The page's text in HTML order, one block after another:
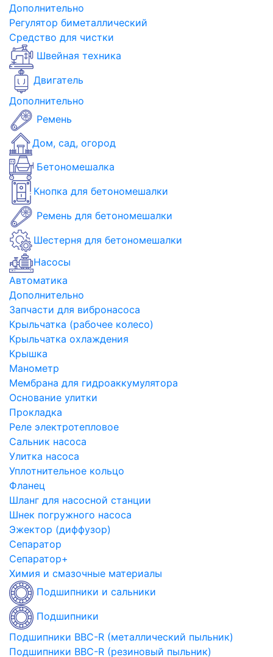
Дополнительно
Регулятор биметаллический
Средство для чистки
Швейная техника
Двигатель
Дополнительно
Ремень
Дом, сад, огород
Бетономешалка
Кнопка для бетономешалки
Ремень для бетономешалки
Шестерня для бетономешалки
Насосы
Автоматика
Дополнительно
Запчасти для вибронасоса
Крыльчатка (рабочее колесо)
Крыльчатка охлаждения
Крышка
Манометр
Мембрана для гидроаккумулятора
Основание улитки
Прокладка
Реле электротепловое
Сальник насоса
Улитка насоса
Уплотнительное кольцо
Фланец
Шланг для насосной станции
Шнек погружного насоса
Эжектор (диффузор)
Сепаратор
Сепаратор+
Химия и смазочные материалы
Подшипники и сальники
Подшипники
Подшипники BBC-R (металлический пыльник)
Подшипники BBC-R (резиновый пыльник)